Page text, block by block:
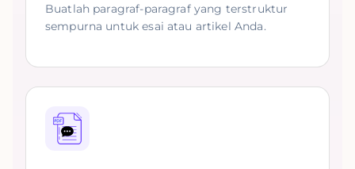
Buatlah paragraf-paragraf yang terstruktur
sempurna untuk esai atau artikel Anda.